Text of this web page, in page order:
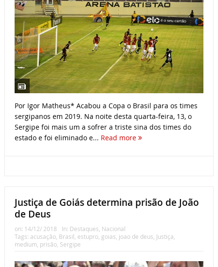
Por Igor Matheus* Acabou a Copa o Brasil para os times
sergipanos em 2019. Na noite desta quarta-feira, 13, o
Sergipe foi mais um a sofrer a triste sina dos times do
estado e foi eliminado e... Read more
Justiça de Goiás determina prisão de João
de Deus
on: 14/12/ 2018 In: Destaques, Nacional
Tags: acusação, Brasil, estupro, goias, joao de deus, Justiça,
medium, prisão, Sergipe